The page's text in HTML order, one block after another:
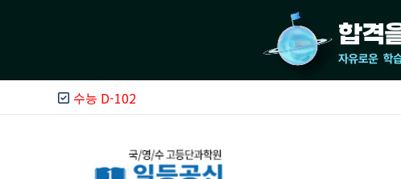
수능 D-102